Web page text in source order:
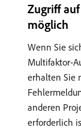
Zugriff
möglich
Wenn Sie
Multifaktor-
erhalten Sie
anderen
erforderlich